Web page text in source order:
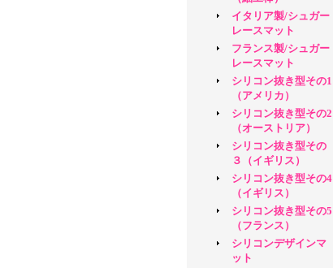
イタリア製/シュガー
レースマット
フランス製/シュガー
レースマット
シリコン抜き型その1
（アメリカ）
シリコン抜き型その2
（オーストリア）
シリコン抜き型その
３（イギリス）
シリコン抜き型その4
（イギリス）
シリコン抜き型その5
（フランス）
シリコンデザインマ
ット